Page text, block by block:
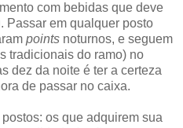
com bebidas que deve
Passar em qualquer posto
points noturnos, e seguem
tradicionais do ramo) no
dez da noite é ter a certeza
de passar no caixa.
os que adquirem sua